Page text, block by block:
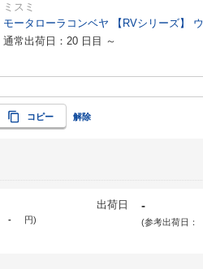
ミスミ
モータローラコンベヤ 【RVシリーズ】
通常出荷日：20 日目 ～
コピー 解除
- 円)
出荷日 -
(参考出荷日：